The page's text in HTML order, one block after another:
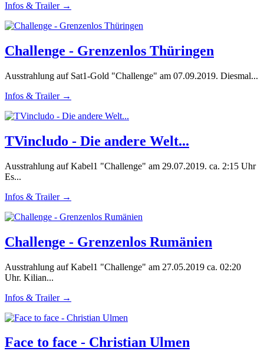
Infos & Trailer →
Challenge - Grenzenlos Thüringen
Ausstrahlung auf Sat1-Gold "Challenge" am 07.09.2019. Diesmal...
Infos & Trailer →
TVincludo - Die andere Welt...
Ausstrahlung auf Kabel1 "Challenge" am 29.07.2019. ca. 2:15 Uhr
Es...
Infos & Trailer →
Challenge - Grenzenlos Rumänien
Ausstrahlung auf Kabel1 "Challenge" am 27.05.2019 ca. 02:20
Uhr. Kilian...
Infos & Trailer →
Face to face - Christian Ulmen